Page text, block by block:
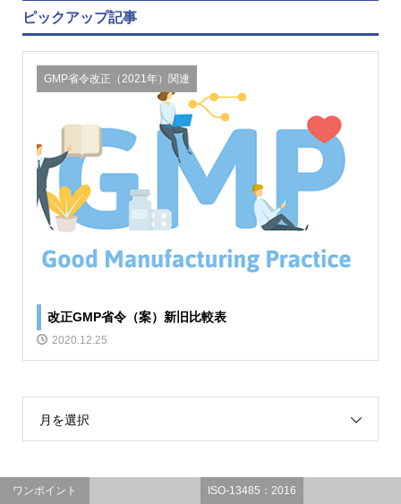
ピックアップ記事
GMP省令改正（2021年）関連
改正GMP省令（案）新旧比較表
2020.12.25
月を選択
ワンポイント ISO-13485：2016